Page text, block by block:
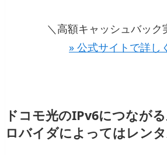
＼高額キャッシュバック
» 公式サイトで詳し
ドコモ光のIPv6につなが
ロバイダによってはレンタ